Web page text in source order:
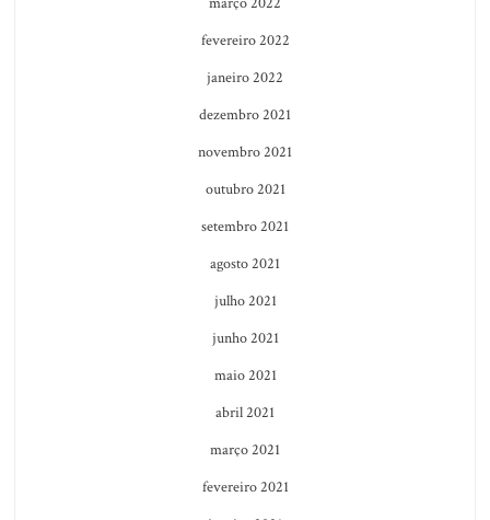
fevereiro 2022
janeiro 2022
dezembro 2021
novembro 2021
outubro 2021
setembro 2021
agosto 2021
julho 2021
junho 2021
maio 2021
abril 2021
março 2021
fevereiro 2021